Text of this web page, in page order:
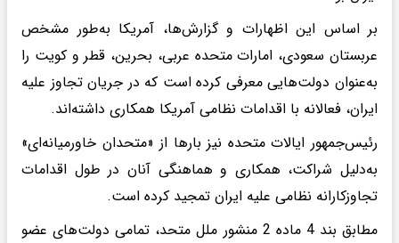
بر اساس این اظهارات و گزارش‌ها، آمریکا به‌طور مشخص
عربستان سعودی، امارات متحده عربی، بحرین، قطر و کویت را
به‌عنوان دولت‌هایی معرفی کرده است که در جریان تجاوز علیه
ایران، فعالانه با اقدامات نظامی آمریکا همکاری داشته‌اند.
رئیس‌جمهور ایالات متحده نیز بارها از «متحدان خاورمیانه‌ای»
به‌دلیل شراکت، همکاری و هماهنگی آنان در طول اقدامات
تجاوزکارانه نظامی علیه ایران تمجید کرده است.
مطابق بند 4 ماده 2 منشور ملل متحد، تمامی دولت‌های عضو